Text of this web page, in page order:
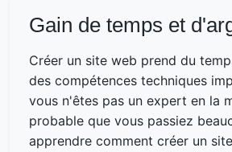
Gain de temps et
Créer un site web prend du
des compétences techniques
vous n'êtes pas un expert en la
probable que vous passiez
apprendre comment créer un